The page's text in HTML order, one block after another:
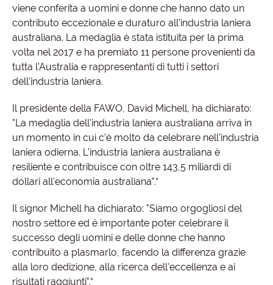
viene conferita a uomini e donne che hanno dato un
contributo eccezionale e duraturo all'industria laniera
australiana. La medaglia è stata istituita per la prima
volta nel 2017 e ha premiato 11 persone provenienti da
tutta l'Australia e rappresentanti di tutti i settori
dell'industria laniera.
Il presidente della FAWO, David Michell, ha dichiarato:
"La medaglia dell'industria laniera australiana arriva in
un momento in cui c'è molto da celebrare nell'industria
laniera odierna. L'industria laniera australiana è
resiliente e contribuisce con oltre 143,5 miliardi di
dollari all'economia australiana".“
Il signor Michell ha dichiarato: "Siamo orgogliosi del
nostro settore ed è importante poter celebrare il
successo degli uomini e delle donne che hanno
contribuito a plasmarlo, facendo la differenza grazie
alla loro dedizione, alla ricerca dell'eccellenza e ai
risultati raggiunti".“